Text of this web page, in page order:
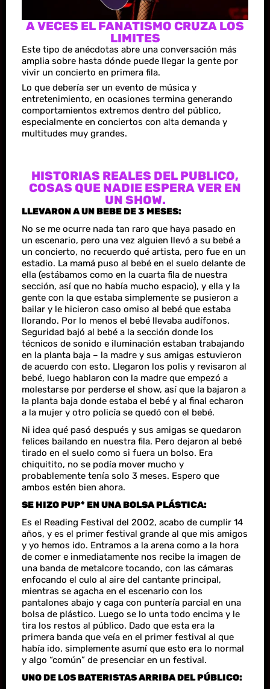
A VECES EL FANATISMO CRUZA LOS
LIMITES
Este tipo de anécdotas abre una conversación más
amplia sobre hasta dónde puede llegar la gente por
vivir un concierto en primera fila.
Lo que debería ser un evento de música y
entretenimiento, en ocasiones termina generando
comportamientos extremos dentro del público,
especialmente en conciertos con alta demanda y
multitudes muy grandes.
HISTORIAS REALES DEL PUBLICO,
COSAS QUE NADIE ESPERA VER EN
UN SHOW.
LLEVARON A UN BEBE DE 3 MESES:
No se me ocurre nada tan raro que haya pasado en
un escenario, pero una vez alguien llevó a su bebé a
un concierto, no recuerdo qué artista, pero fue en un
estadio. La mamá puso al bebé en el suelo delante de
ella (estábamos como en la cuarta fila de nuestra
sección, así que no había mucho espacio), y ella y la
gente con la que estaba simplemente se pusieron a
bailar y le hicieron caso omiso al bebé que estaba
llorando. Por lo menos el bebé llevaba audífonos.
Seguridad bajó al bebé a la sección donde los
técnicos de sonido e iluminación estaban trabajando
en la planta baja – la madre y sus amigas estuvieron
de acuerdo con esto. Llegaron los polis y revisaron al
bebé, luego hablaron con la madre que empezó a
molestarse por perderse el show, así que la bajaron a
la planta baja donde estaba el bebé y al final echaron
a la mujer y otro policía se quedó con el bebé.
Ni idea qué pasó después y sus amigas se quedaron
felices bailando en nuestra fila. Pero dejaron al bebé
tirado en el suelo como si fuera un bolso. Era
chiquitito, no se podía mover mucho y
probablemente tenía solo 3 meses. Espero que
ambos estén bien ahora.
SE HIZO PUP* EN UNA BOLSA PLÁSTICA:
Es el Reading Festival del 2002, acabo de cumplir 14
años, y es el primer festival grande al que mis amigos
y yo hemos ido. Entramos a la arena como a la hora
de comer e inmediatamente nos recibe la imagen de
una banda de metalcore tocando, con las cámaras
enfocando el culo al aire del cantante principal,
mientras se agacha en el escenario con los
pantalones abajo y caga con puntería parcial en una
bolsa de plástico. Luego se lo unta todo encima y le
tira los restos al público. Dado que esta era la
primera banda que veía en el primer festival al que
había ido, simplemente asumí que esto era lo normal
y algo “común” de presenciar en un festival.
UNO DE LOS BATERISTAS ARRIBA DEL PÚBLICO: